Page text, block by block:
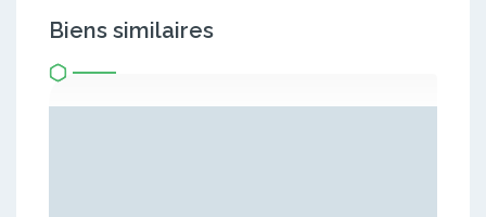
Biens similaires